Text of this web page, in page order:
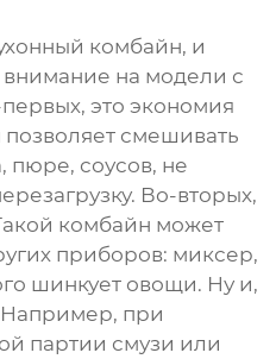
комбайн, и
внимание на модели с
это экономия
смешивать
пюре, соусов, не
Во-вторых,
комбайн может
приборов: миксер,
шинкует овощи. Ну и,
Например, при
партии смузи или